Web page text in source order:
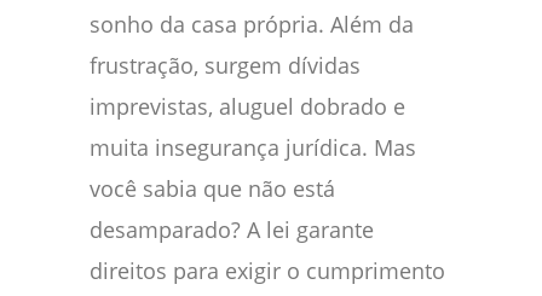
sonho da casa própria. Além da
frustração, surgem dívidas
imprevistas, aluguel dobrado e
muita insegurança jurídica. Mas
você sabia que não está
desamparado? A lei garante
direitos para exigir o cumprimento